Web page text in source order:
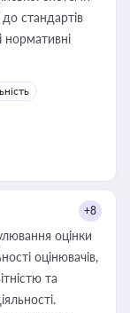
до стандартів
нормативні
+8
оцінки
оцінювачів,
та